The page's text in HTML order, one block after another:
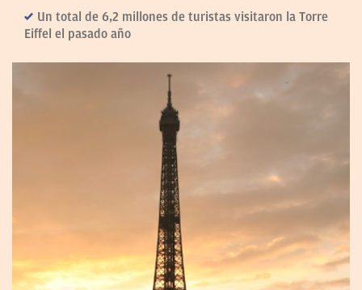
Un total de 6,2 millones de turistas visitaron la Torre
Eiffel el pasado año